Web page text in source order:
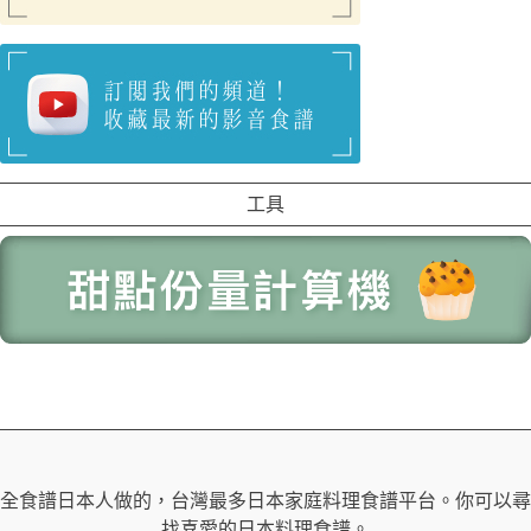
工具
全食譜日本人做的，台灣最多日本家庭料理食譜平台。你可以尋